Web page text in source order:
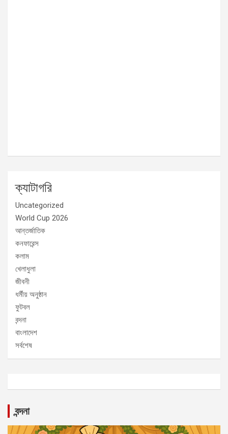
ক্যাটাগরি
Uncategorized
World Cup 2026
আন্তর্জাতিক
কনফারেন্স
কলাম
খেলাধুলা
জীবনী
ধর্মীয় অনুষ্ঠান
ফুটবল
বন্দনা
বাংলাদেশ
সর্বশেষ
বন্দনা